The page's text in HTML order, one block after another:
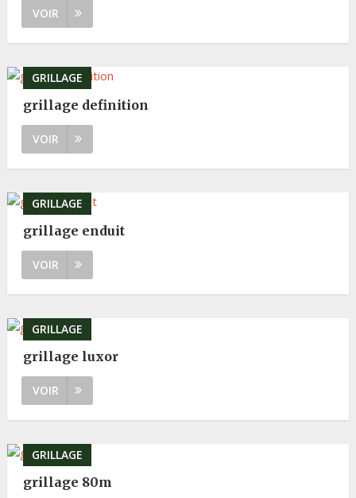
VOIR
GRILLAGE
grillage definition
VOIR
GRILLAGE
grillage enduit
VOIR
GRILLAGE
grillage luxor
VOIR
GRILLAGE
grillage 80m